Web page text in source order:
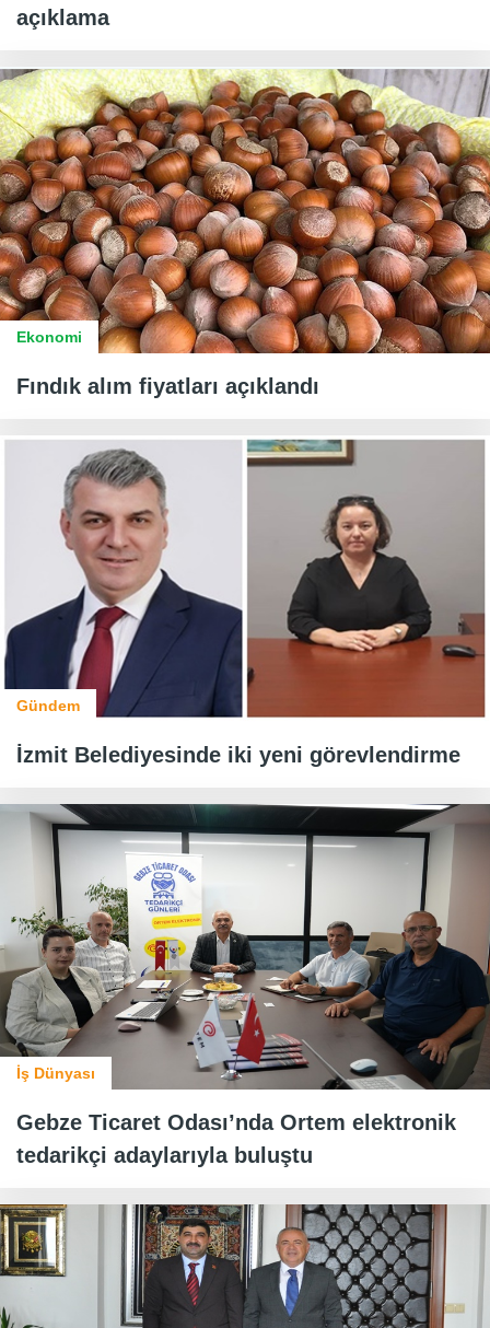
açıklama
Ekonomi
Fındık alım fiyatları açıklandı
Gündem
İzmit Belediyesinde iki yeni görevlendirme
İş Dünyası
Gebze Ticaret Odası’nda Ortem elektronik
tedarikçi adaylarıyla buluştu